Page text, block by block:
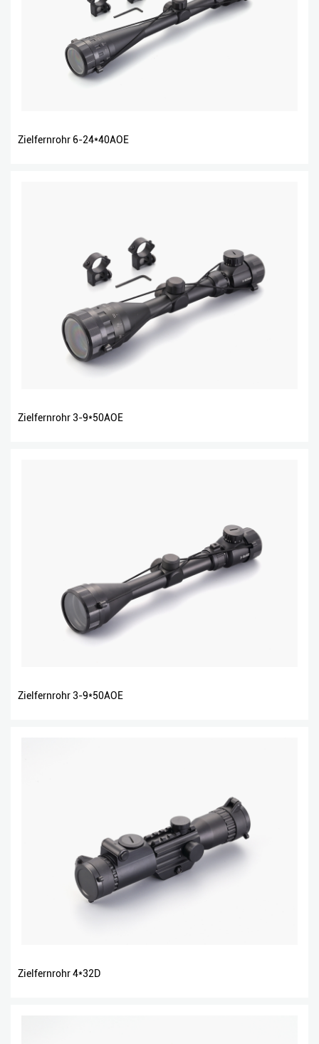
Zielfernrohr 6-24*40AOE
Zielfernrohr 3-9*50AOE
Zielfernrohr 3-9*50AOE
Zielfernrohr 4*32D